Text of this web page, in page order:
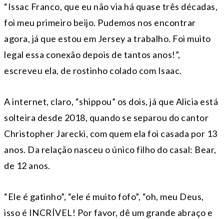
“Issac Franco, que eu não via há quase três décadas,
foi meu primeiro beijo. Pudemos nos encontrar
agora, já que estou em Jersey a trabalho. Foi muito
legal essa conexão depois de tantos anos!”,
escreveu ela, de rostinho colado com Isaac.
A internet, claro, “shippou” os dois, já que Alicia está
solteira desde 2018, quando se separou do cantor
Christopher Jarecki, com quem ela foi casada por 13
anos. Da relação nasceu o único filho do casal: Bear,
de 12 anos.
“Ele é gatinho”, “ele é muito fofo”, “oh, meu Deus,
isso é INCRÍVEL! Por favor, dê um grande abraço e